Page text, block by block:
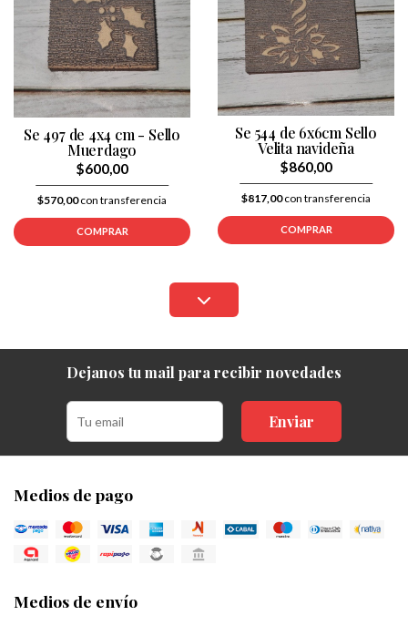
Se 497 de 4x4 cm - Sello
Muerdago
$600,00
$570,00con transferencia
COMPRAR
Se 544 de 6x6cm Sello
Velita navideña
$860,00
$817,00con transferencia
COMPRAR
Dejanos tu mail para recibir novedades
Enviar
Medios de pago
Medios de envío